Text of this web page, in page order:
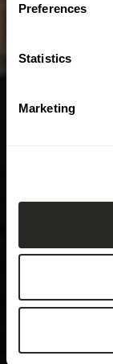
Preferences
Statistics
Marketing